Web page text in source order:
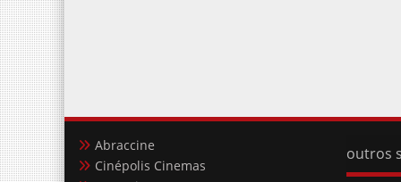
Abraccine
Cinépolis Cinemas
outros